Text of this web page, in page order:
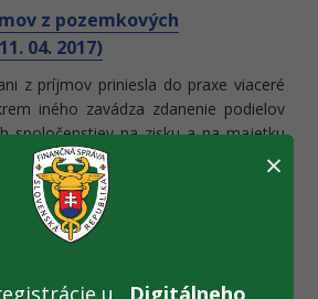
z pozemkových
04. 2017)
z príjmov priniesla do praxe viaceré
iného zavádza zdanenie podielov
spoločenstiev na zisku a na majetku
určenom na rozdelenie.
uvedené príjmy do výšky 500 eur od
podielnikovi vyplatí podiel na zisku
od dane budú do výšky 500 eur
×
u „Digitálneho